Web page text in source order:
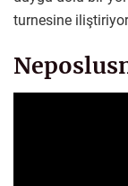
turnesine